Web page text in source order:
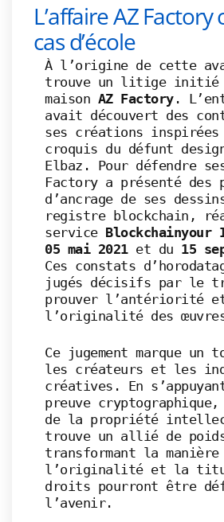
L’affaire AZ
cas d’école
À l’origine de cette
trouve un litige initié
maison AZ Factory.
avait découvert des
ses créations
croquis du défunt
Elbaz. Pour défendre
Factory a présenté des
d’ancrage de ses
registre blockchain,
service Blockchainyour
05 mai 2021et du 15
Ces constats
jugés décisifs par le
prouver l’antériorité
l’originalité des
Ce jugement marque un
les créateurs et les
créatives. En
preuve
de la propriété
trouve un allié de
transformant la manière
l’originalité et la
droits pourront être
l’avenir.